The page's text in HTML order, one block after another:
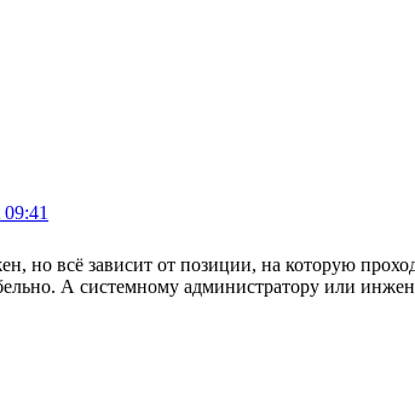
но всё зависит от позиции, на которую
А системному администратору или